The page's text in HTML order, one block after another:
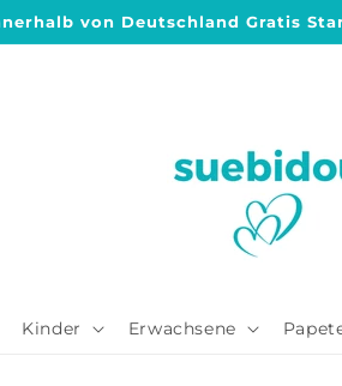
von Deutschland Gratis
Kinder Erwachsene